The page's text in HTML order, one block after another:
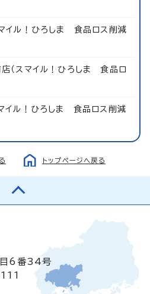
イル！ひろしま 食品ロス削減
（スマイル！ひろしま 食品ロ
イル！ひろしま 食品ロス削減
トップページへ戻る
目6番34号